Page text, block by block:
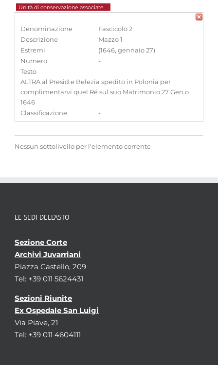
Unità di conservazione associate
Denominazione
Fascicolo 2
Descrizione
Mazzo 1
Estremi
(1646, gennaio 27)
Numero
-
Testo
ALTRA al Presid.e Belezia spedito in Polonia per
complimentarvi quel Ré sul suo Matrimonio 27 Gen.o
1646
Classificazione
-
Nessun sottolivello per l'elemento corrente
LE SEDI DELL’ASTO
Sezione Corte
Archivi Juvarriani
Piazza Castello, 209
Tel: +39 011 5624431
Sezioni Riunite
Ex Ospedale San Luigi
Via Piave, 21
Tel: +39 011 4604111